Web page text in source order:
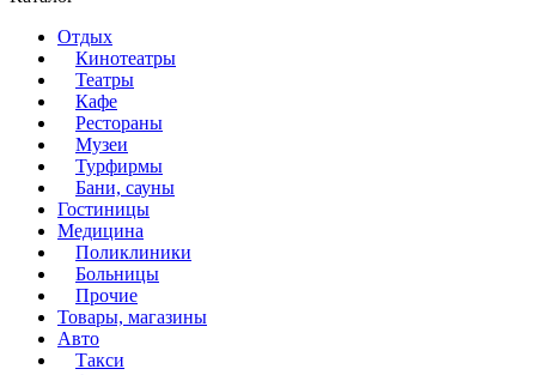
Отдых
Кинотеатры
Театры
Кафе
Рестораны
Музеи
Турфирмы
Бани, сауны
Гостиницы
Медицина
Поликлиники
Больницы
Прочие
Товары, магазины
Авто
Такси